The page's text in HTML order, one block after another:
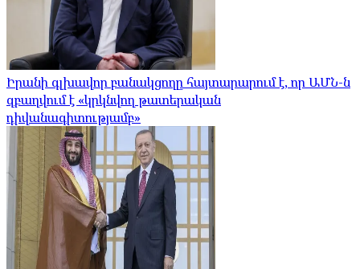
Իրանի գլխավոր բանակցողը հայտարարում է, որ ԱՄՆ-ն
զբաղվում է «կրկնվող թատերական
դիվանագիտությամբ»